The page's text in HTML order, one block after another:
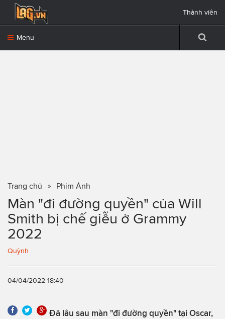
Menu
Thành viên
Trang chủ Phim Ảnh
Màn "đi đường quyền" của Will
Smith bị chế giễu ở Grammy
2022
Quỳnh
04/04/2022 18:40
Đã lâu sau màn "đi đường quyền" tại Oscar,